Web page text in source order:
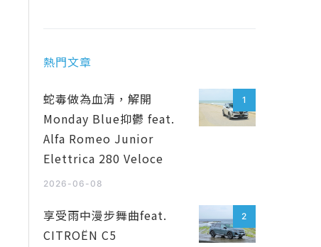
熱門文章
1
蛇毒做為血清，解開
Monday Blue抑鬱 feat.
Alfa Romeo Junior
Elettrica 280 Veloce
2026-06-08
2
享受雨中漫步舞曲feat.
CITROËN C5